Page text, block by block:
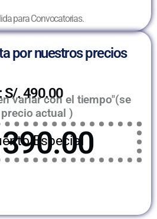
para Convocatorias.
por nuestros precios
S/. 490.00
variar con el tiempo"(se
actual )
Especial